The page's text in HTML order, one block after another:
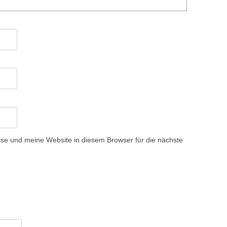
und meine Website in diesem Browser für die nächste